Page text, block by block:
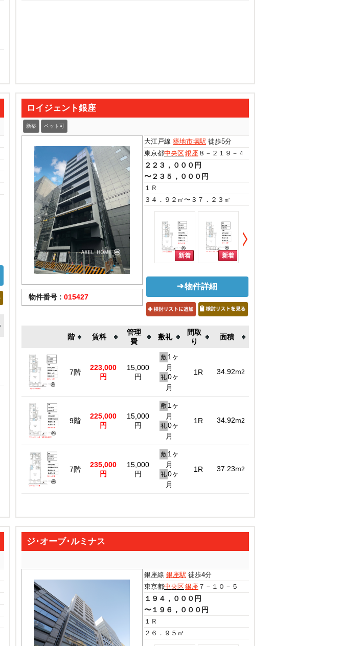
ロイジェント銀座
新築 ペット可
物件番号 : 015427
大江戸線 築地市場駅 徒歩5分
東京都中央区銀座 ８－２１９－４
２２３，０００円
〜２３５，０００円
１Ｒ
３４．９２㎡〜３７．２３㎡
物件詳細
階 賃料
管理
費
敷礼
間取
り
面積
7階
223,000
円
15,000
円
敷 1ヶ
月
礼 0ヶ
月
1R 34.92m2
9階
225,000
円
15,000
円
敷 1ヶ
月
礼 0ヶ
月
1R 34.92m2
7階
235,000
円
15,000
円
敷 1ヶ
月
礼 0ヶ
月
1R 37.23m2
ジ･オーブ･ルミナス
銀座線 銀座駅 徒歩4分
東京都中央区銀座 ７－１０－５
１９４，０００円
〜１９６，０００円
１Ｒ
２６．９５㎡